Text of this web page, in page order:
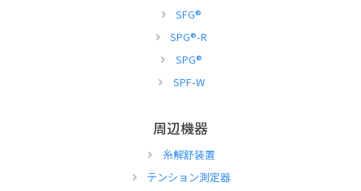
SFG®
SPG®-R
SPG®
SPF-W
周辺機器
糸解舒装置
テンション測定器